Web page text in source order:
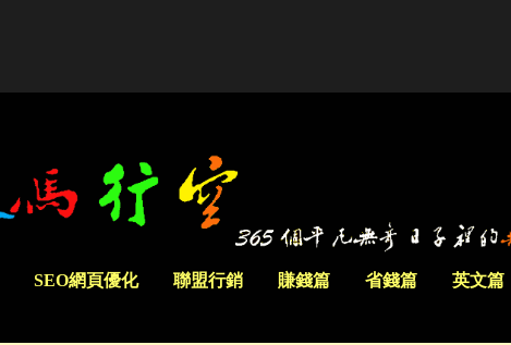
SEO網頁優化 聯盟行銷 賺錢篇 省錢篇 英文篇